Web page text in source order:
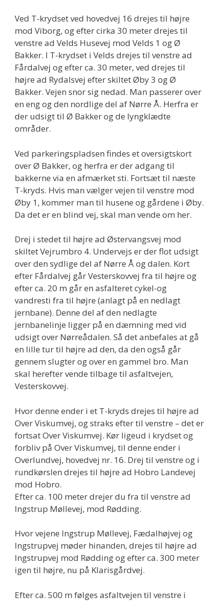
Ved T-krydset ved hovedvej 16 drejes til højre
mod Viborg, og efter cirka 30 meter drejes til
venstre ad Velds Husevej mod Velds 1 og Ø
Bakker. I T-krydset i Velds drejes til venstre ad
Fårdalvej og efter ca. 30 meter, ved drejes til
højre ad Rydalsvej efter skiltet Øby 3 og Ø
Bakker. Vejen snor sig nedad. Man passerer over
en eng og den nordlige del af Nørre Å. Herfra er
der udsigt til Ø Bakker og de lyngklædte
områder.
Ved parkeringspladsen findes et oversigtskort
over Ø Bakker, og herfra er der adgang til
bakkerne via en afmærket sti. Fortsæt til næste
T-kryds. Hvis man vælger vejen til venstre mod
Øby 1, kommer man til husene og gårdene i Øby.
Da det er en blind vej, skal man vende om her.
Drej i stedet til højre ad Østervangsvej mod
skiltet Vejrumbro 4. Undervejs er der flot udsigt
over den sydlige del af Nørre Å og dalen. Kort
efter Fårdalvej går Vesterskovvej fra til højre og
efter ca. 20 m går en asfalteret cykel-og
vandresti fra til højre (anlagt på en nedlagt
jernbane). Denne del af den nedlagte
jernbanelinje ligger på en dæmning med vid
udsigt over Nørreådalen. Så det anbefales at gå
en lille tur til højre ad den, da den også går
gennem slugter og over en gammel bro. Man
skal herefter vende tilbage til asfaltvejen,
Vesterskovvej.
Hvor denne ender i et T-kryds drejes til højre ad
Over Viskumvej, og straks efter til venstre – det er
fortsat Over Viskumvej. Kør ligeud i krydset og
forbliv på Over Viskumvej, til denne ender i
Overlundvej, hovedvej nr. 16. Drej til venstre og i
rundkørslen drejes til højre ad Hobro Landevej
mod Hobro.
Efter ca. 100 meter drejer du fra til venstre ad
Ingstrup Møllevej, mod Rødding.
Hvor vejene Ingstrup Møllevej, Fædalhøjvej og
Ingstrupvej møder hinanden, drejes til højre ad
Ingstrupvej mod Rødding og efter ca. 300 meter
igen til højre, nu på Klarisgårdvej.
Efter ca. 500 m følges asfaltvejen til venstre i